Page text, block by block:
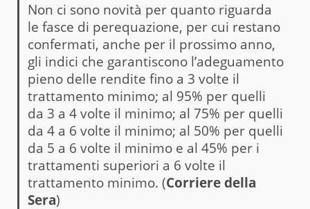
Non ci sono novità per quanto riguarda
le fasce di perequazione, per cui restano
confermati, anche per il prossimo anno,
gli indici che garantiscono l’adeguamento
pieno delle rendite fino a 3 volte il
trattamento minimo; al 95% per quelli
da 3 a 4 volte il minimo; al 75% per quelli
da 4 a 6 volte il minimo; al 50% per quelli
da 5 a 6 volte il minimo e al 45% per i
trattamenti superiori a 6 volte il
trattamento minimo. (Corriere della
Sera)